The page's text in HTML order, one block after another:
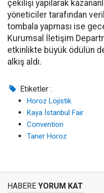
çekilişi yapılarak
yöneticiler tarafından
tombala yapması ise
Kurumsal İletişim
etkinlikte büyük ödülün
alkış aldı.
Etiketler :
Horoz Lojistik
Kaya İstanbul Fair
Convention
Taner Horoz
HABERE YORUM KAT